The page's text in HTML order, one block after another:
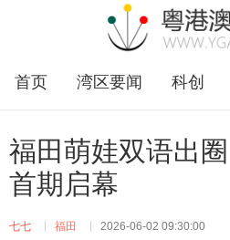
首页 湾区要闻 科创
企业 福田
福田萌娃双语出
首期启幕
七七 福田 2026-06-02 09:30:00